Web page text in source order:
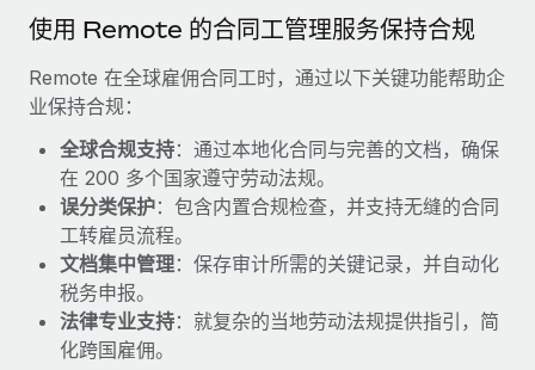
背景调查
合规守望台
防范合规风险
设备管理
在全球范围内配置和跟踪 IT 设备
实体设立
快速建立合规实体
人员调配与搬迁
案例研究
Cultivating a Thriving Remote-First Culture in
Partnership with Remote
At a glance Discover the evolution of TheyDo, a pioneering
journey management platform that has...
了解更多
Reverse Tech's strategic partnership with
Remote for contractor management and
payroll
获得支持
查看全部资源
博客
Why owned entities are key to maintaining
EOR compliance
As the global workforce continues to expand in response
to the demands of today’s labor market, the...
了解更多
使用 Remote 的合同工管理服务保持合规
Remote 在全球雇佣合同工时，通过以下关键功能帮助企
业保持合规：
全球合规支持：通过本地化合同与完善的文档，确保
在 200 多个国家遵守劳动法规。
误分类保护：包含内置合规检查，并支持无缝的合同
工转雇员流程。
文档集中管理：保存审计所需的关键记录，并自动化
税务申报。
法律专业支持：就复杂的当地劳动法规提供指引，简
化跨国雇佣。